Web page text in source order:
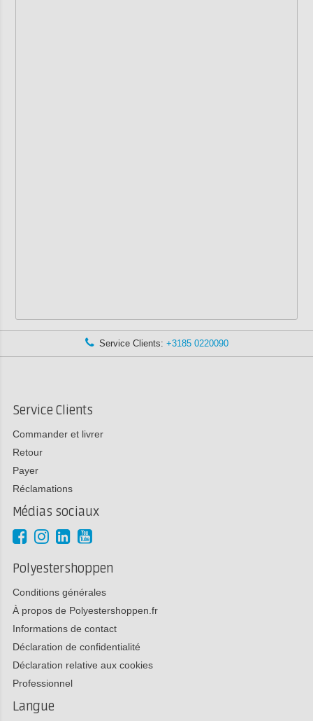
Service Clients: +3185 0220090
Service Clients
Commander et livrer
Retour
Payer
Réclamations
Médias sociaux
Polyestershoppen
Conditions générales
À propos de Polyestershoppen.fr
Informations de contact
Déclaration de confidentialité
Déclaration relative aux cookies
Professionnel
Langue